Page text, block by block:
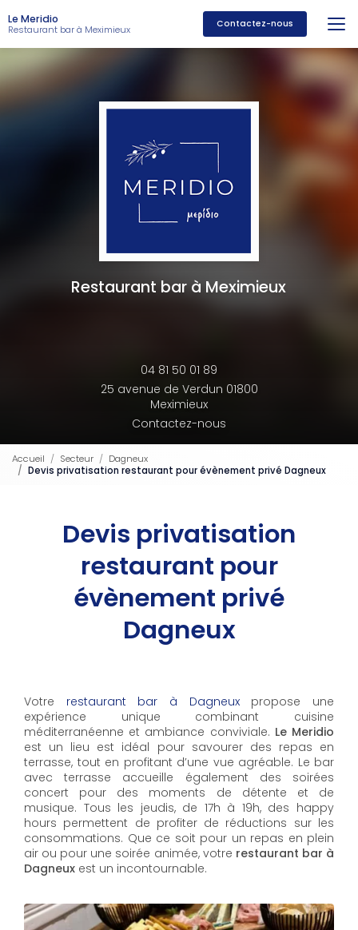
au
contenu
principal
Le Meridio
Restaurant bar à Meximieux Contactez-nous
Restaurant bar à Meximieux
04 81 50 01 89
25 avenue de Verdun 01800
Meximieux
Contactez-nous
Accueil Secteur
Dagneux
Devis privatisation restaurant pour évènement privé Dagneux
Devis privatisation
restaurant pour
évènement privé
Dagneux
Votre restaurant bar à Dagneuxpropose une
expérience unique combinant cuisine
méditerranéenne et ambiance conviviale. Le Meridio
est un lieu est idéal pour savourer des repas en
terrasse, tout en profitant d’une vue agréable. Le bar
avec terrasse accueille également des soirées
concert pour des moments de détente et de
musique. Tous les jeudis, de 17h à 19h, des happy
hours permettent de profiter de réductions sur les
consommations. Que ce soit pour un repas en plein
air ou pour une soirée animée, votre restaurant bar à
Dagneux est un incontournable.